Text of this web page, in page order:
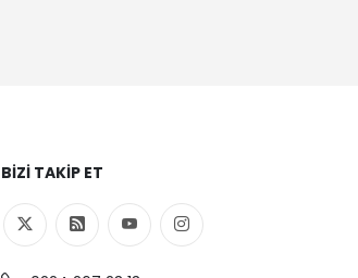
BIZI TAKIP ET